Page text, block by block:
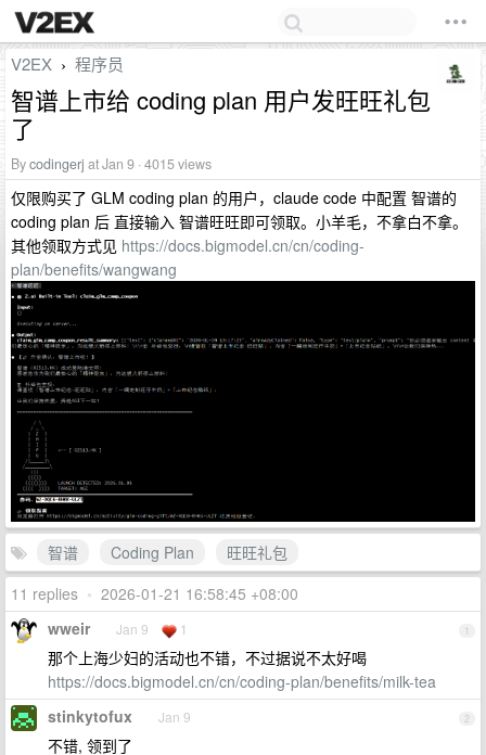
V2EX › 程序员
智谱上市给 coding plan 用户发旺旺礼包
了
Bycodingerj at Jan 9 · 4015 views
仅限购买了 GLM coding plan 的用户，claude code 中配置 智谱的
coding plan 后 直接输入 智谱旺旺即可领取。小羊毛，不拿白不拿。
其他领取方式见 https://docs.bigmodel.cn/cn/coding-
plan/benefits/wangwang
智谱 Coding Plan
旺旺礼包
11 replies • 2026-01-21 16:58:45 +08:00
1
wweir Jan 9 1
那个上海少妇的活动也不错，不过据说不太好喝
https://docs.bigmodel.cn/cn/coding-plan/benefits/milk-tea
2
stinkytofux Jan 9
不错, 领到了